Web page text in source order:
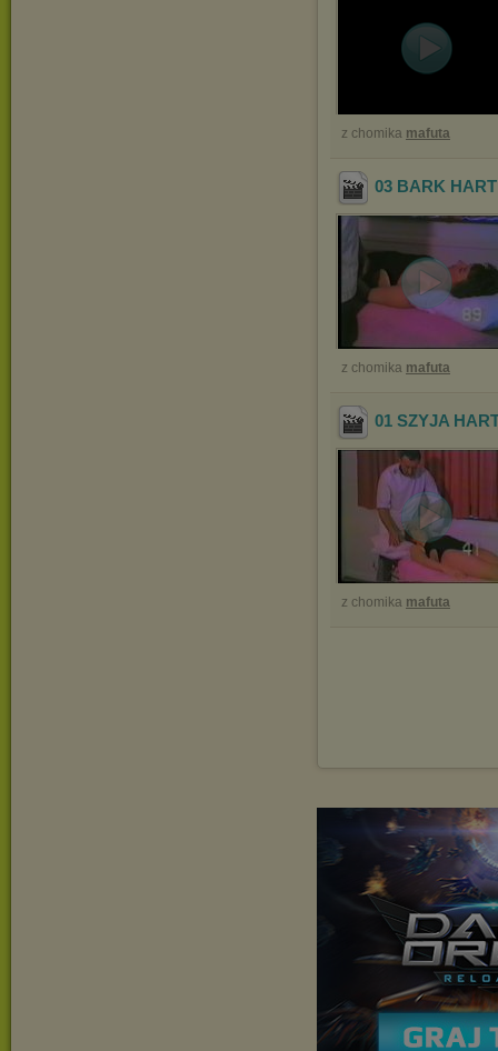
z chomika mafuta
03 BARK
z chomika mafuta
01 SZYJA
z chomika mafuta